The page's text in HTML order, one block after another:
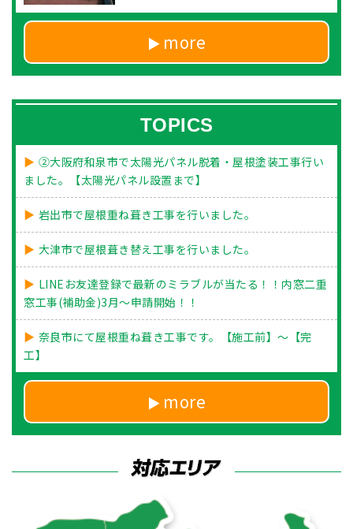
more
TOPICS
②大阪府和泉市で太陽光パネル脱着・屋根塗装工事行い
ました。【太陽光パネル設置まで】
岩出市で屋根重ね葺き工事を行いました。
大津市で屋根葺き替え工事を行いました。
LINEお友達登録で最新のミラブルが当たる！！内窓二重
窓工事(補助金)3月～申請開始！！
奈良市にて屋根重ね葺き工事です。【施工前】～【完
工】
more